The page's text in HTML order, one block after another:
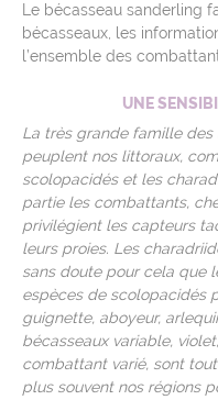
Crédits photos et cartos
Jeu-concours
Rejoignez-nous sur
Le bécasseau sanderling
bécasseaux, les
l’ensemble des
UNE
La très grande famille
peuplent nos littoraux,
scolopacidés et les
partie les combattants,
privilégient les capteurs
leurs proies. Les
sans doute pour cela que
espèces de scolopacidés
guignette, aboyeur,
bécasseaux variable,
combattant varié, sont
plus souvent nos régions